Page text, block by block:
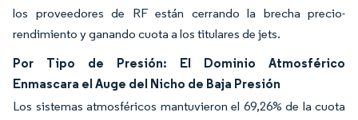
los proveedores de RF están cerrando la brecha precio-
rendimiento y ganando cuota a los titulares de jets.
Por Tipo de Presión: El Dominio Atmosférico
Enmascara el Auge del Nicho de Baja Presión
Los sistemas atmosféricos mantuvieron el 69,26% de la cuota